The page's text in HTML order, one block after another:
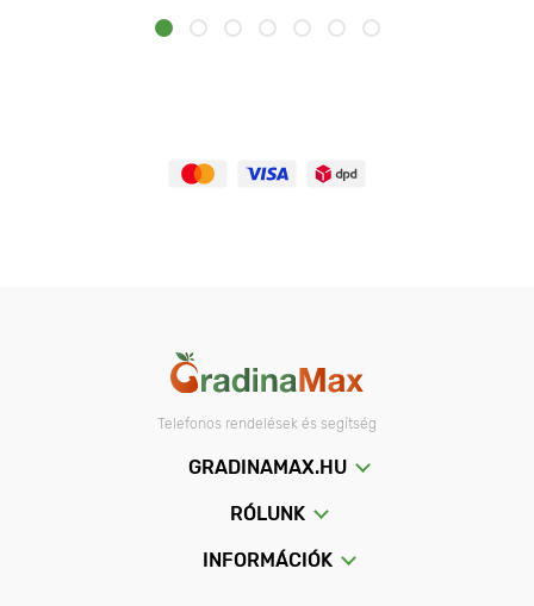
Telefonos rendelések és segítség
GRADINAMAX.HU
RÓLUNK
INFORMÁCIÓK